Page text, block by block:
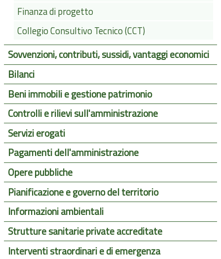
Finanza di progetto
Collegio Consultivo Tecnico (CCT)
Sovvenzioni, contributi, sussidi, vantaggi economici
Bilanci
Beni immobili e gestione patrimonio
Controlli e rilievi sull'amministrazione
Servizi erogati
Pagamenti dell'amministrazione
Opere pubbliche
Pianificazione e governo del territorio
Informazioni ambientali
Strutture sanitarie private accreditate
Interventi straordinari e di emergenza